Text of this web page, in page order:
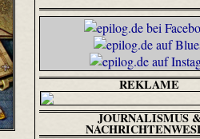
REKLAME
JOURNALISMUS